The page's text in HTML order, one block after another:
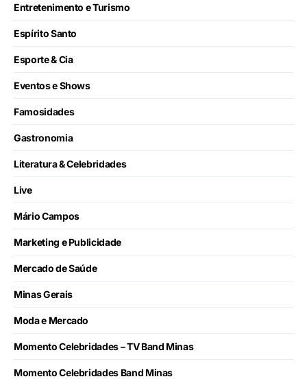
Entretenimento e Turismo
Espírito Santo
Esporte & Cia
Eventos e Shows
Famosidades
Gastronomia
Literatura & Celebridades
Live
Mário Campos
Marketing e Publicidade
Mercado de Saúde
Minas Gerais
Moda e Mercado
Momento Celebridades – TV Band Minas
Momento Celebridades Band Minas